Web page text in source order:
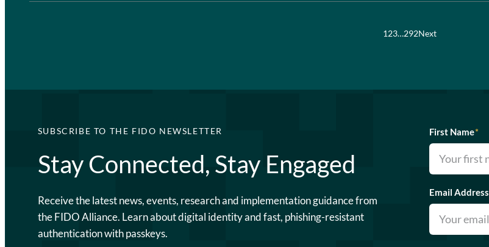
123…292Next
SUBSCRIBE TO THE FIDO NEWSLETTER
Stay Connected, Stay Engaged
Receive the latest news, events, research and implementation guidance from
the FIDO Alliance. Learn about digital identity and fast, phishing-resistant
authentication with passkeys.
First Name*
Email Address